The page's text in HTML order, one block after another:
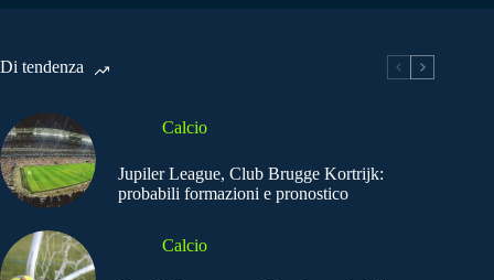
Di tendenza
Calcio
Jupiler League, Club Brugge Kortrijk:
probabili formazioni e pronostico
Calcio